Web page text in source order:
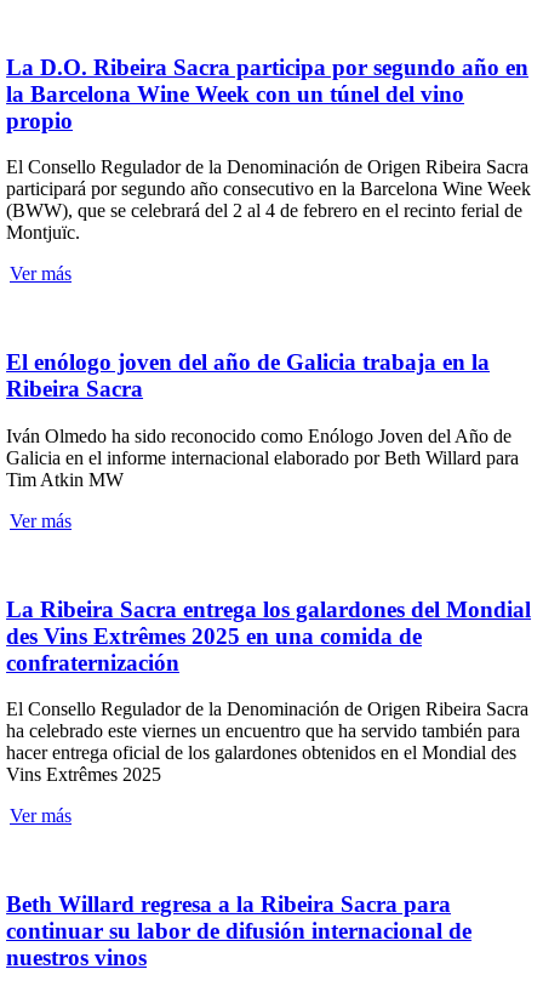
La D.O. Ribeira Sacra participa por segundo año en
la Barcelona Wine Week con un túnel del vino
propio
El Consello Regulador de la Denominación de Origen Ribeira Sacra
participará por segundo año consecutivo en la Barcelona Wine Week
(BWW), que se celebrará del 2 al 4 de febrero en el recinto ferial de
Montjuïc.
Ver más
El enólogo joven del año de Galicia trabaja en la
Ribeira Sacra
Iván Olmedo ha sido reconocido como Enólogo Joven del Año de
Galicia en el informe internacional elaborado por Beth Willard para
Tim Atkin MW
Ver más
La Ribeira Sacra entrega los galardones del Mondial
des Vins Extrêmes 2025 en una comida de
confraternización
El Consello Regulador de la Denominación de Origen Ribeira Sacra
ha celebrado este viernes un encuentro que ha servido también para
hacer entrega oficial de los galardones obtenidos en el Mondial des
Vins Extrêmes 2025
Ver más
Beth Willard regresa a la Ribeira Sacra para
continuar su labor de difusión internacional de
nuestros vinos